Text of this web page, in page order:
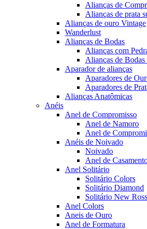
Alianças de
Alianças de prata
Alianças de ouro Vintage
Wanderlust
Alianças de Bodas
Alianças com
Alianças de Bodas
Aparador de alianças
Aparadores de
Aparadores de
Alianças Anatômicas
Anéis
Anel de Compromisso
Anel de Namoro
Anel de
Anéis de Noivado
Noivado
Anel de
Anel Solitário
Solitário Colors
Solitário Diamond
Solitário New Ross
Anel Colors
Aneis de Ouro
Anel de Formatura